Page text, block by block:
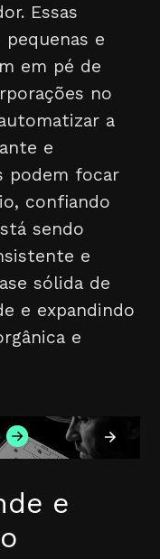
Essas
e
em pé de
no
a
e
podem focar
confiando
sendo
e
sólida de
e expandindo
e
e